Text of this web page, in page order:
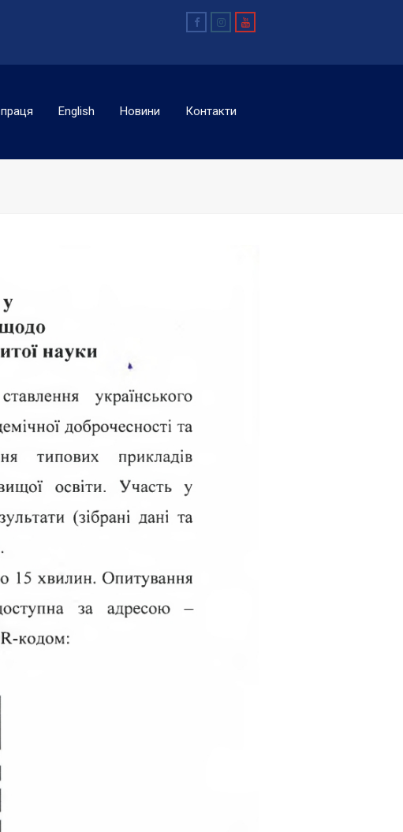
FacebookInstagramYoutube
English Новини Контакти